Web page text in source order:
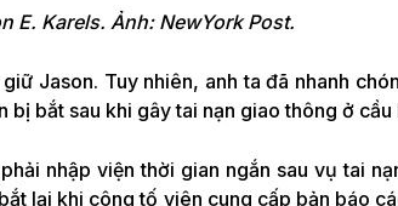
E. Karels. Ảnh: NewYork Post.
Jason. Tuy nhiên, anh ta đã nhanh
bị bắt sau khi gây tai nạn giao thông ở
nhập viện thời gian ngắn sau vụ tai
lại khi công tố viên cung cấp bản báo